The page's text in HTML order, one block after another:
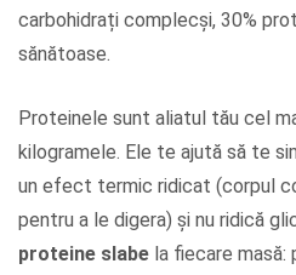
carbohidrați complecși, 30%
sănătoase.
Proteinele sunt aliatul tău cel
kilogramele. Ele te ajută să te
un efect termic ridicat (corpul
pentru a le digera) și nu ridică
proteine slabe la fiecare